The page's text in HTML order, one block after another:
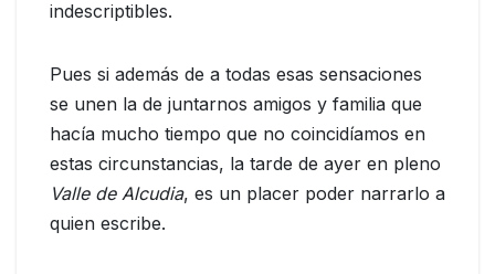
indescriptibles.
Pues si además de a todas esas sensaciones
se unen la de juntarnos amigos y familia que
hacía mucho tiempo que no coincidíamos en
estas circunstancias, la tarde de ayer en pleno
Valle de Alcudia, es un placer poder narrarlo a
quien escribe.